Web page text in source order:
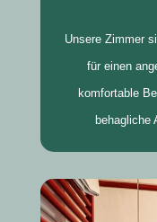
Unsere Zimmer
für einen
komfortable
behagliche